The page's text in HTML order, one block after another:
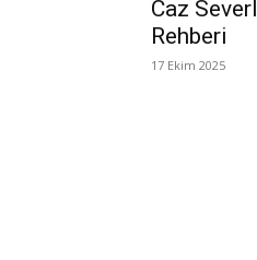
Caz
Rehberi
17 Ekim 2025